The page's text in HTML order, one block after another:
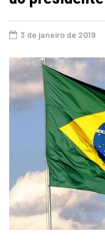
3 de janeiro de 2019